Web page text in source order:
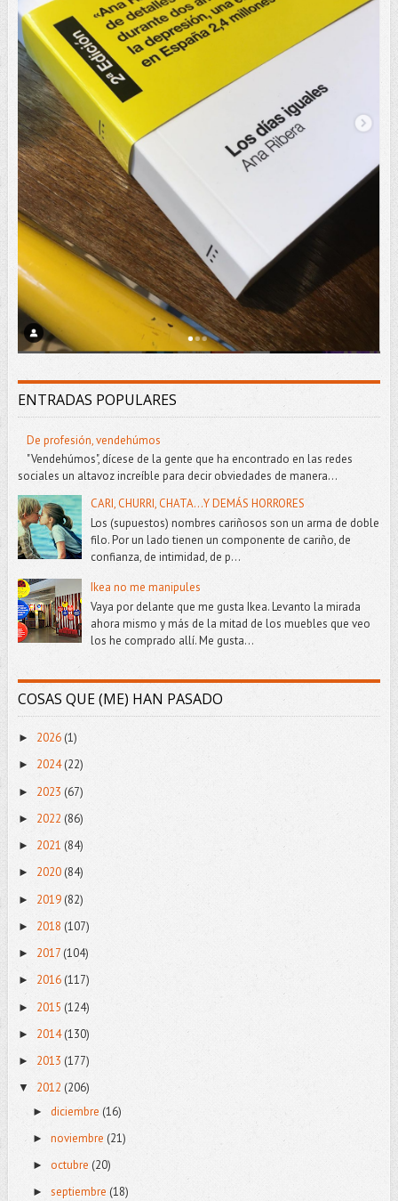
ENTRADAS POPULARES
De profesión, vendehúmos
"Vendehúmos", dícese de la gente que ha encontrado en las redes
sociales un altavoz increíble para decir obviedades de manera...
CARI, CHURRI, CHATA...Y DEMÁS HORRORES
Los (supuestos) nombres cariñosos son un arma de doble
filo. Por un lado tienen un componente de cariño, de
confianza, de intimidad, de p...
Ikea no me manipules
Vaya por delante que me gusta Ikea. Levanto la mirada
ahora mismo y más de la mitad de los muebles que veo
los he comprado allí. Me gusta...
COSAS QUE (ME) HAN PASADO
► 2026(1)
► 2024(22)
► 2023 (67)
► 2022 (86)
► 2021 (84)
► 2020 (84)
► 2019(82)
► 2018 (107)
► 2017 (104)
► 2016(117)
► 2015 (124)
► 2014(130)
► 2013 (177)
▼ 2012 (206)
► diciembre (16)
► noviembre (21)
► octubre (20)
► septiembre (18)